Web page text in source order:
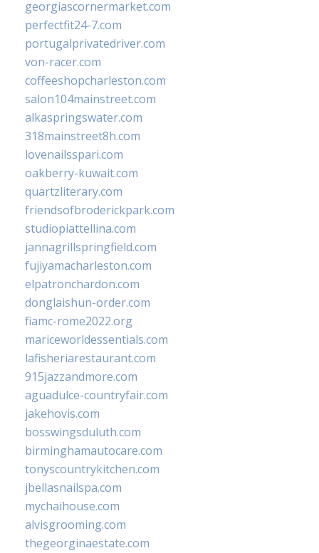
georgiascornermarket.com
perfectfit24-7.com
portugalprivatedriver.com
von-racer.com
coffeeshopcharleston.com
salon104mainstreet.com
alkaspringswater.com
318mainstreet8h.com
lovenailsspari.com
oakberry-kuwait.com
quartzliterary.com
friendsofbroderickpark.com
studiopiattellina.com
jannagrillspringfield.com
fujiyamacharleston.com
elpatronchardon.com
donglaishun-order.com
fiamc-rome2022.org
mariceworldessentials.com
lafisheriarestaurant.com
915jazzandmore.com
aguadulce-countryfair.com
jakehovis.com
bosswingsduluth.com
birminghamautocare.com
tonyscountrykitchen.com
jbellasnailspa.com
mychaihouse.com
alvisgrooming.com
thegeorginaestate.com